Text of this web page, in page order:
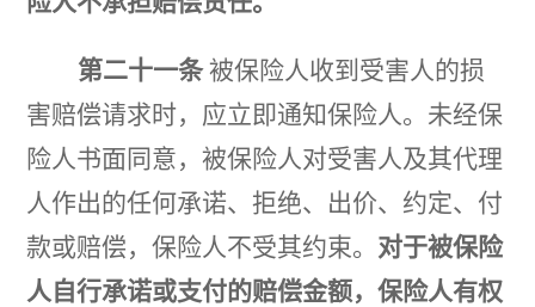
第二十一条 被保险人收到受害人的损
害赔偿请求时，应立即通知保险人。未经保
险人书面同意，被保险人对受害人及其代理
人作出的任何承诺、拒绝、出价、约定、付
款或赔偿，保险人不受其约束。 对于被保险
人自行承诺或支付的赔偿金额，保险人有权